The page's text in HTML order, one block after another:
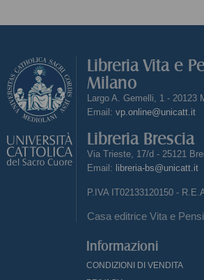
Libreria Vita e
Milano
Largo A. Gemelli, 1 - 20123
Email: vp.online@unicatt.it
Libreria Brescia
Via Trieste, 17/d - 25121
Email: libreria-bs@unicatt.it
P.IVA IT02133120150 -
Casa editrice Vita e
Informazioni
CONDIZIONI DI VENDITA